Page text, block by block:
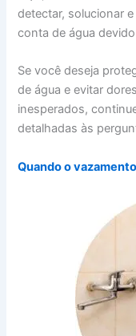
detectar, solucionar
conta de água
Se você deseja
de água e evitar
inesperados,
detalhadas às
Quando o